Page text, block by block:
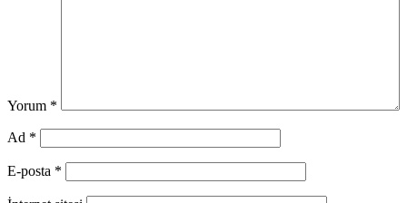
Yorum *
Ad *
E-posta *